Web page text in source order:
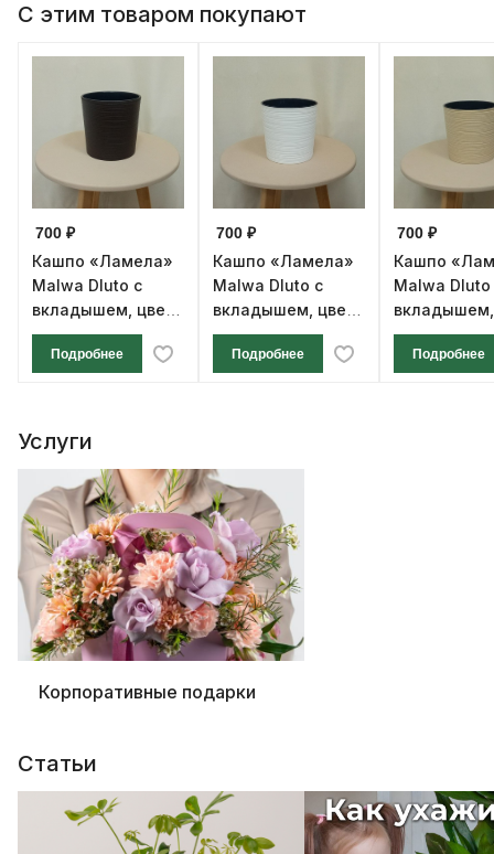
С этим товаром покупают
700 ₽
Кашпо «Ламела»
Malwa Dluto с
вкладышем, цвет
мокка, диаметр 19
см, высота 20 см
Подробнее
700 ₽
Кашпо «Ламела»
Malwa Dluto с
вкладышем, цвет
кремовый,
диаметр 19 см,
Подробнее
700 ₽
Кашпо
Malwa Dluto
капучино,
диаметр 19
Подробнее
Услуги
Корпоративные подарки
Статьи